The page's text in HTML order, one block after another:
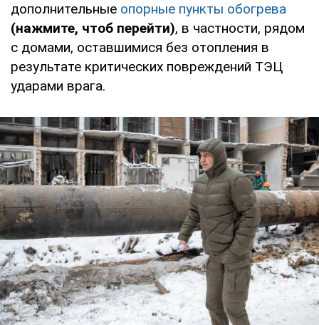
дополнительные опорные пункты обогрева
(нажмите, чтоб перейти), в частности, рядом
с домами, оставшимися без отопления в
результате критических повреждений ТЭЦ
ударами врага.